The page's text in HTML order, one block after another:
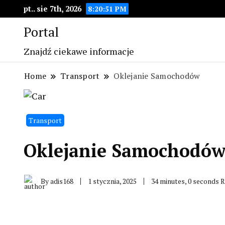
pt.. sie 7th, 2026 8:20:52 PM
Portal
Znajdź ciekawe informacje
Home Transport Oklejanie Samochodów
Transport
Oklejanie
Byadis168 1 stycznia, 2025 34 minutes, 0 seconds